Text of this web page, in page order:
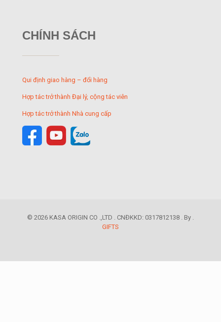
CHÍNH SÁCH
Qui định giao hàng – đổi hàng
Hợp tác trở thành Đại lý, cộng tác viên
Hợp tác trở thành Nhà cung cấp
© 2026 KASA ORIGIN CO .,LTD . CNĐKKD: 0317812138 . By .
GIFTS